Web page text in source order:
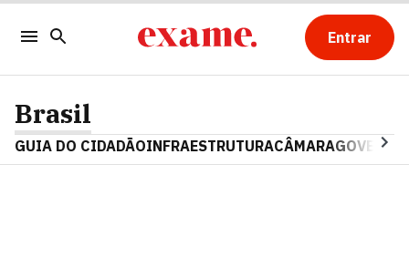
Entrar
Brasil
GUIA DO CIDADÃOINFRAESTRUTURACÂMARAGOVERNO